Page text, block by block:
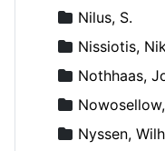
Nilus, S.
Nissiotis,
Nothhaas,
Nyssen,